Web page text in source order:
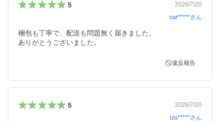
5
2026/7/20
car*****さん
梱包も丁寧で、配送も問題無く届きました。
ありがとうございました。
違反報告
5
2026/7/20
izu*****さん